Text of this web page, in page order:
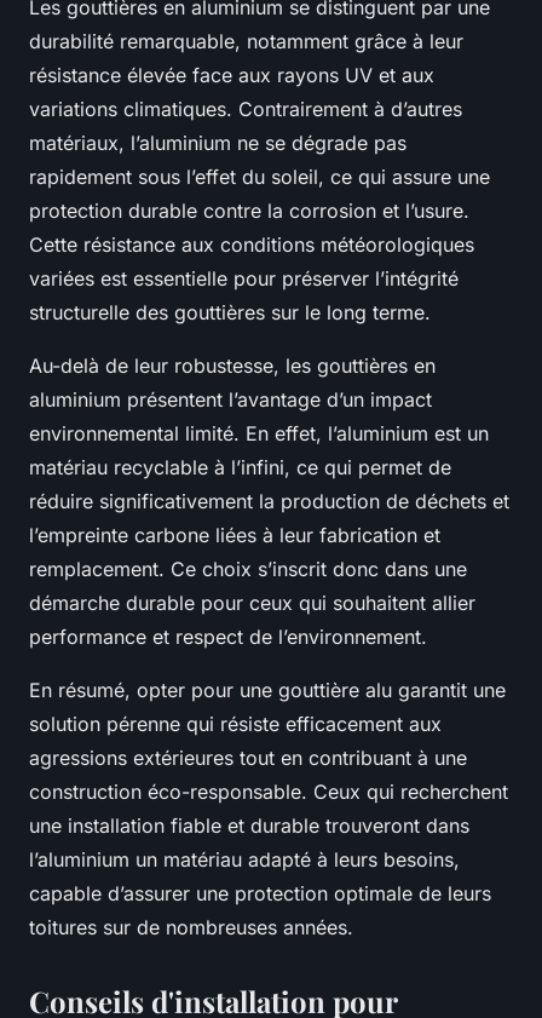
Les gouttières en aluminium se distinguent par une
durabilité remarquable, notamment grâce à leur
résistance élevée face aux rayons UV et aux
variations climatiques. Contrairement à d’autres
matériaux, l’aluminium ne se dégrade pas
rapidement sous l’effet du soleil, ce qui assure une
protection durable contre la corrosion et l’usure.
Cette résistance aux conditions météorologiques
variées est essentielle pour préserver l’intégrité
structurelle des gouttières sur le long terme.
Au-delà de leur robustesse, les gouttières en
aluminium présentent l’avantage d’un impact
environnemental limité. En effet, l’aluminium est un
matériau recyclable à l’infini, ce qui permet de
réduire significativement la production de déchets et
l’empreinte carbone liées à leur fabrication et
remplacement. Ce choix s’inscrit donc dans une
démarche durable pour ceux qui souhaitent allier
performance et respect de l’environnement.
En résumé, opter pour une gouttière alu garantit une
solution pérenne qui résiste efficacement aux
agressions extérieures tout en contribuant à une
construction éco-responsable. Ceux qui recherchent
une installation fiable et durable trouveront dans
l’aluminium un matériau adapté à leurs besoins,
capable d’assurer une protection optimale de leurs
toitures sur de nombreuses années.
Conseils d'installation pour